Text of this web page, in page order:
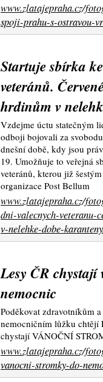
www.zlatajepraha.cz/
spoji-prahu-s-ostravou-
Startuje sbírka
veteránů.
hrdinům v
Vzdejme úctu statečným
odboji bojovali za
dnešní době, kdy jsou
19. Umožňuje to veřejná
veteránů, kterou již
organizace Post Bellum
www.zlatajepraha.cz/
dni-valecnych-veteranu-
v-nelehke-dobe-
Lesy ČR
nemocnic
Poděkovat zdravotníkům
nemocničním lůžku chtějí
chystají VÁNOČNÍ
www.zlatajepraha.cz/
vanocni-stromky-do-